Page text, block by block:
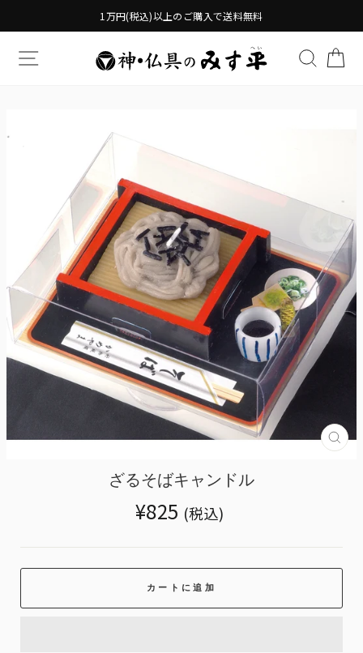
1万円(税込)以上のご購入で送料無料
TRANSLATION MISSING: 検索す
ざるそばキャンドル
Translation
missing:
¥825 (税込)
カートに追加